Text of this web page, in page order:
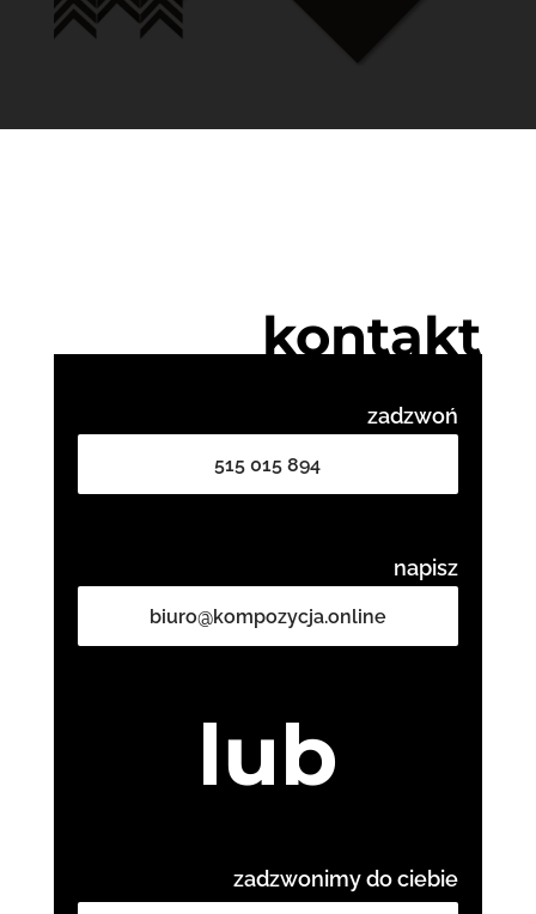
kontakt
zadzwoń
515 015 894
napisz
biuro@kompozycja.online
lub
zadzwonimy do ciebie